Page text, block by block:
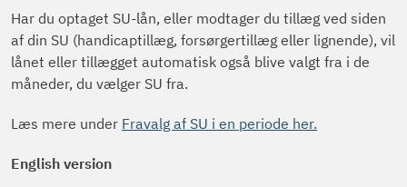
Har du optaget SU-lån, eller modtager du tillæg ved siden
af din SU (handicaptillæg, forsørgertillæg eller lignende), vil
lånet eller tillægget automatisk også blive valgt fra i de
måneder, du vælger SU fra.
Læs mere under Fravalg af SU i en periode her.
English version